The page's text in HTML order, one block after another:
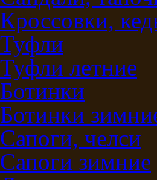
Кроссовки,
Туфли
Туфли летние
Ботинки
Ботинки
Сапоги, челси
Сапоги зимние